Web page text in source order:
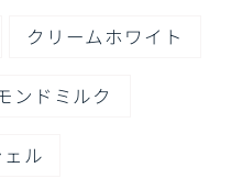
クリームホワイト
ンドミルク
ル